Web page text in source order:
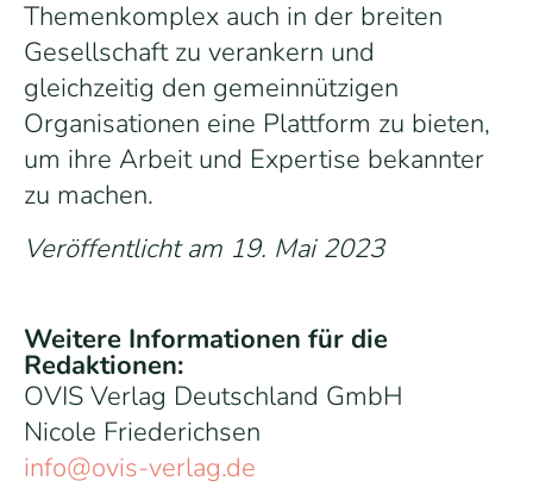
Themenkomplex auch in der breiten
Gesellschaft zu verankern und
gleichzeitig den gemeinnützigen
Organisationen eine Plattform zu bieten,
um ihre Arbeit und Expertise bekannter
zu machen.
Veröffentlicht am 19. Mai 2023
Weitere Informationen für die
Redaktionen:
OVIS Verlag Deutschland GmbH
Nicole Friederichsen
info@ovis-verlag.de